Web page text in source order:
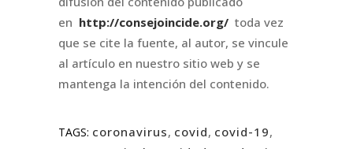
en http://consejoincide.org/ toda vez
que se cite la fuente, al autor, se vincule
al artículo en nuestro sitio web y se
mantenga la intención del contenido.
TAGS: coronavirus, covid, covid-19,